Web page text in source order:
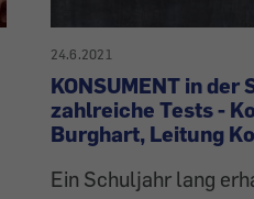
24.6.2021
KONSUMENT in der
zahlreiche Tests -
Burghart, Leitung
Ein Schuljahr lang